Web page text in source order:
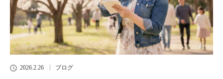
2026.2.26 ブログ